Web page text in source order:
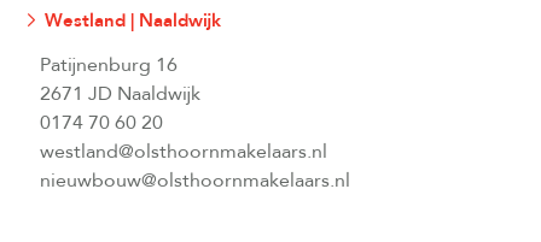
Westland | Naaldwijk
Patijnenburg 16
2671 JD Naaldwijk
0174 70 60 20
westland@olsthoornmakelaars.nl
nieuwbouw@olsthoornmakelaars.nl